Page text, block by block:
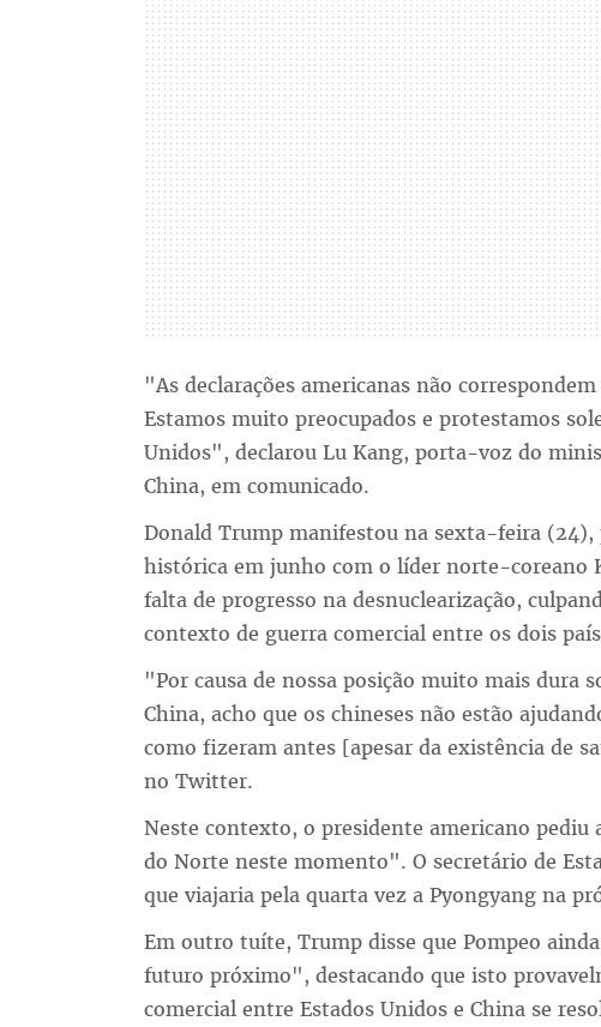
"As declarações americanas não
Estamos muito preocupados e protestamos
Unidos", declarou Lu Kang, porta-voz do
China, em comunicado.
Donald Trump manifestou na sexta-feira (24),
histórica em junho com o líder norte-coreano
falta de progresso na desnuclearização,
contexto de guerra comercial entre os dois
"Por causa de nossa posição muito mais dura
China, acho que os chineses não estão
como fizeram antes [apesar da existência de
no Twitter.
Neste contexto, o presidente americano pediu
do Norte neste momento". O secretário de
que viajaria pela quarta vez a Pyongyang na
Em outro tuíte, Trump disse que Pompeo
futuro próximo", destacando que isto
comercial entre Estados Unidos e China se